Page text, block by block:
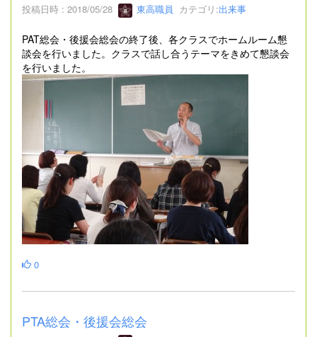
投稿日時 : 2018/05/28 東高職員 カテゴリ:出来事
PAT総会・後援会総会の終了後、各クラスでホームルーム懇
談会を行いました。クラスで話し合うテーマをきめて懇談会
を行いました。
0
PTA総会・後援会総会